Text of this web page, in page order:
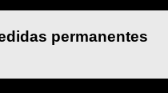
permanentes